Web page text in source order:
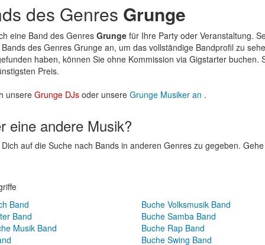
des Genres Grunge
eine Band des Genres Grunge für Ihre Party oder Veranstaltung.
des Genres Grunge an, um das vollständige Bandprofil zu
haben, können Sie ohne Kommission via Gigstarter buchen.
Preis.
unsere Grunge DJs oder unsere Grunge Musiker an .
eine andere Musik?
auf die Suche nach Bands in anderen Genres zu gegeben.
Band
Band
Musik Band
Buche Volksmusik Band
Buche Samba Band
Buche Rap Band
Buche Swing Band